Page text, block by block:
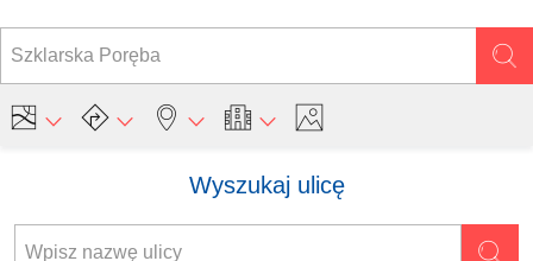
Wyszukaj ulicę